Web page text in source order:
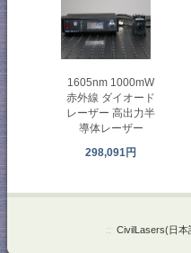
1605nm 1000mW
赤外線 ダイオード
レーザー 高出力半
導体レーザー
298,091円
:: CivilLasers(日本